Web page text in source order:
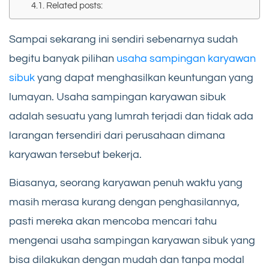
Related posts:
Sampai sekarang ini sendiri sebenarnya sudah
begitu banyak pilihan usaha sampingan karyawan
sibuk yang dapat menghasilkan keuntungan yang
lumayan. Usaha sampingan karyawan sibuk
adalah sesuatu yang lumrah terjadi dan tidak ada
larangan tersendiri dari perusahaan dimana
karyawan tersebut bekerja.
Biasanya, seorang karyawan penuh waktu yang
masih merasa kurang dengan penghasilannya,
pasti mereka akan mencoba mencari tahu
mengenai usaha sampingan karyawan sibuk yang
bisa dilakukan dengan mudah dan tanpa modal